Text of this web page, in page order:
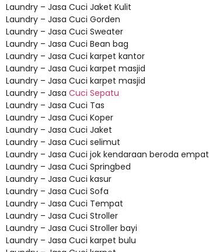
Laundry – Jasa Cuci Jaket Kulit
Laundry – Jasa Cuci Gorden
Laundry – Jasa Cuci Sweater
Laundry – Jasa Cuci Bean bag
Laundry – Jasa Cuci karpet kantor
Laundry – Jasa Cuci karpet masjid
Laundry – Jasa Cuci karpet masjid
Laundry – Jasa Cuci Sepatu
Laundry – Jasa Cuci Tas
Laundry – Jasa Cuci Koper
Laundry – Jasa Cuci Jaket
Laundry – Jasa Cuci selimut
Laundry – Jasa Cuci jok kendaraan beroda empat
Laundry – Jasa Cuci Springbed
Laundry – Jasa Cuci kasur
Laundry – Jasa Cuci Sofa
Laundry – Jasa Cuci Tempat
Laundry – Jasa Cuci Stroller
Laundry – Jasa Cuci Stroller bayi
Laundry – Jasa Cuci karpet bulu